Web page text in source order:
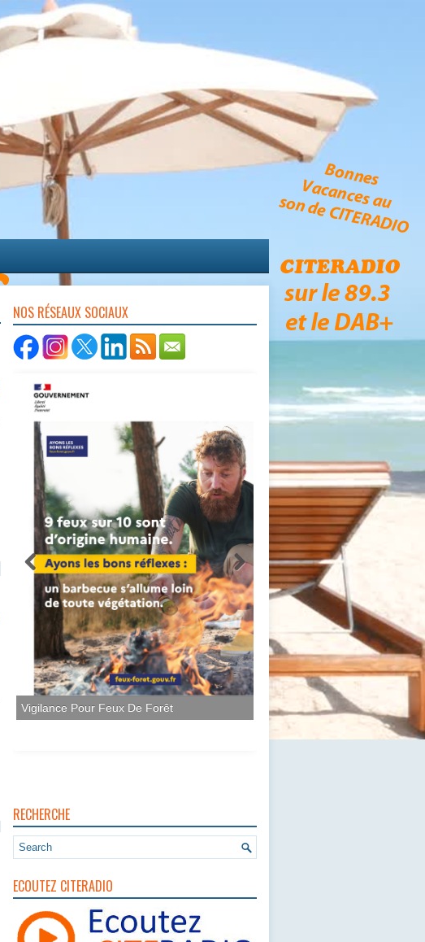
NOS RÉSEAUX SOCIAUX
Vigilance Pour Feux De Forêt
RECHERCHE
ECOUTEZ CITERADIO